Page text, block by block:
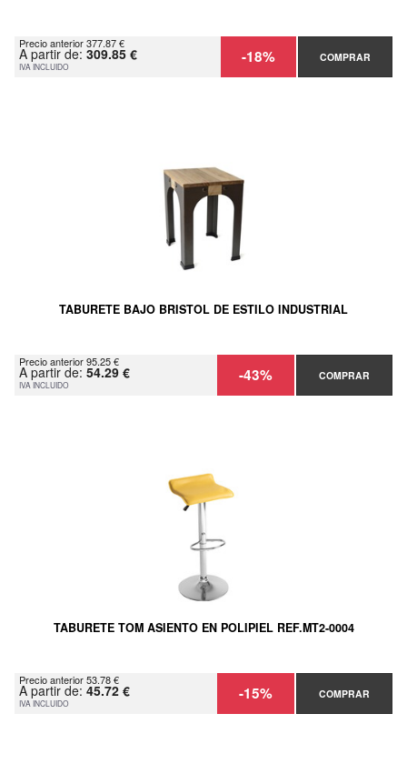
Precio anterior 377.87 €
A partir de: 309.85 €
IVA INCLUIDO -18% COMPRAR
TABURETE BAJO BRISTOL DE ESTILO INDUSTRIAL
Precio anterior 95.25 €
A partir de: 54.29 €
IVA INCLUIDO -43% COMPRAR
TABURETE TOM ASIENTO EN POLIPIEL REF.MT2-0004
Precio anterior 53.78 €
A partir de: 45.72 €
IVA INCLUIDO -15% COMPRAR